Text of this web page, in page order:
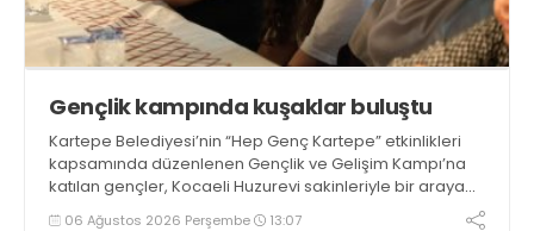
Gençlik kampında kuşaklar buluştu
Kartepe Belediyesi’nin “Hep Genç Kartepe” etkinlikleri
kapsamında düzenlenen Gençlik ve Gelişim Kampı’na
katılan gençler, Kocaeli Huzurevi sakinleriyle bir araya
geldi06 Ağustos 2026 Perşembe 13:07